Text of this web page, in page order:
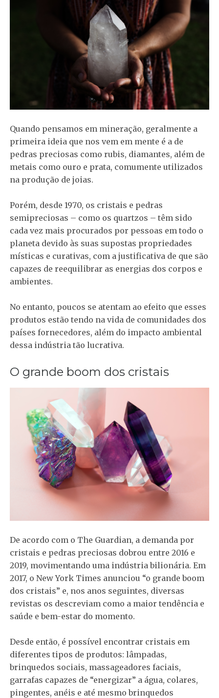
Quando pensamos em mineração, geralmente a
primeira ideia que nos vem em mente é a de
pedras preciosas como rubis, diamantes, além de
metais como ouro e prata, comumente utilizados
na produção de joias.
Porém, desde 1970, os cristais e pedras
semipreciosas – como os quartzos – têm sido
cada vez mais procurados por pessoas em todo o
planeta devido às suas supostas propriedades
místicas e curativas, com a justificativa de que são
capazes de reequilibrar as energias dos corpos e
ambientes.
No entanto, poucos se atentam ao efeito que esses
produtos estão tendo na vida de comunidades dos
países fornecedores, além do impacto ambiental
dessa indústria tão lucrativa.
O grande boom dos cristais
De acordo com o The Guardian, a demanda por
cristais e pedras preciosas dobrou entre 2016 e
2019, movimentando uma indústria bilionária. Em
2017, o New York Times anunciou “o grande boom
dos cristais” e, nos anos seguintes, diversas
revistas os descreviam como a maior tendência e
saúde e bem-estar do momento.
Desde então, é possível encontrar cristais em
diferentes tipos de produtos: lâmpadas,
brinquedos sociais, massageadores faciais,
garrafas capazes de “energizar” a água, colares,
pingentes, anéis e até mesmo brinquedos